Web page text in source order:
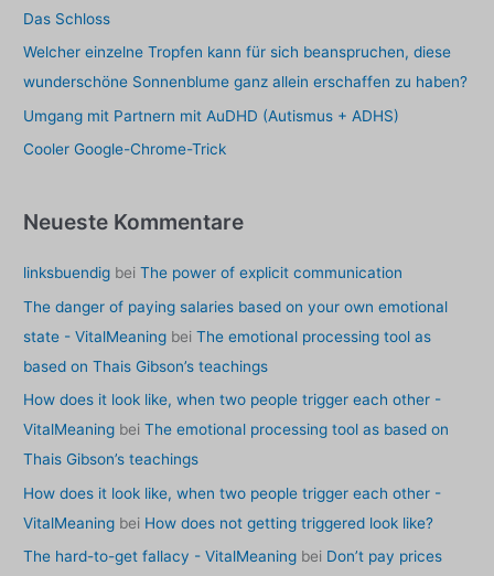
a
c
h
Das Schloss
Welcher einzelne Tropfen kann für sich beanspruchen, diese
wunderschöne Sonnenblume ganz allein erschaffen zu haben?
Umgang mit Partnern mit AuDHD (Autismus + ADHS)
Cooler Google-Chrome-Trick
Neueste Kommentare
linksbuendig beiThe power of explicit communication
The danger of paying salaries based on your own emotional
state - VitalMeaning beiThe emotional processing tool as
based on Thais Gibson’s teachings
How does it look like, when two people trigger each other -
VitalMeaning beiThe emotional processing tool as based on
Thais Gibson’s teachings
How does it look like, when two people trigger each other -
VitalMeaning bei How does not getting triggered look like?
The hard-to-get fallacy - VitalMeaning bei Don’t pay prices